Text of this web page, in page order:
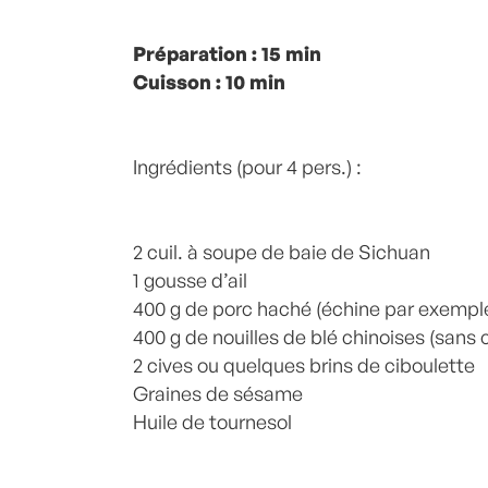
Posté à 16:53hin - Express
Recette - ,Ail ,Miel
Préparation : 15 min
Cuisson : 10 min
Ingrédients (pour 4 pers.) :
2 cuil. à soupe de baie de Sichuan
1 gousse d’ail
400 g de porc haché (échine par
400 g de nouilles de blé chinoises (sans
2 cives ou quelques brins de ciboulette
Graines de sésame
Huile de tournesol